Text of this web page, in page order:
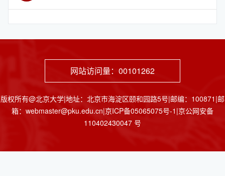
网站访问量： 00101262
版权所有@北京大学|地址：北京市海淀区颐和园路5号|邮编：100871|邮
箱：webmaster@pku.edu.cn|京ICP备05065075号-1|京公网安备
110402430047 号